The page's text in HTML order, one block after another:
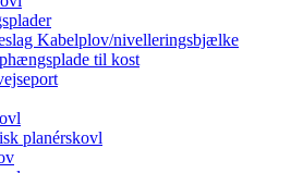
Kabelplov/nivelleringsbjælke
til kost
planérskovl